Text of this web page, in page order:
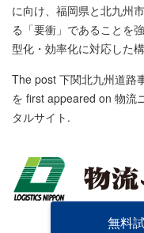
に向け、福岡県と北九州
る「要衝」であることを
型化・効率化に対応した
The post 下関北九州道路
を first appeared on 物流
タルサイト .
無料